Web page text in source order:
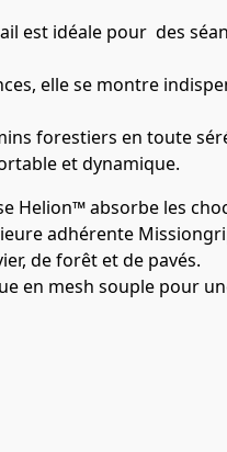
est idéale pour des
elle se montre
forestiers en toute
et dynamique.
Helion™ absorbe les
adhérente
de forêt et de pavés.
en mesh souple pour